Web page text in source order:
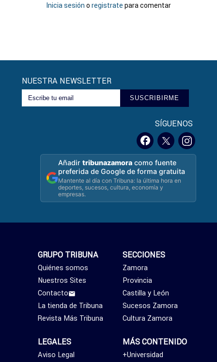
Inicia sesión o registrate para comentar
NUESTRA NEWSLETTER
SUSCRIBIRME
SÍGUENOS
Añadirtribunazamora como fuente
preferida de Google de forma gratuita
Mantente al día con Tribuna: la última hora en
deportes, sucesos, cultura, economía y
empresas.
SECCIONES
Zamora
Provincia
Castilla y León
Sucesos Zamora
Cultura Zamora
MÁS CONTENIDO
+Universidad
GRUPO TRIBUNA
Quiénes somos
Nuestros Sites
Contacto
La tienda de Tribuna
Revista Más Tribuna
LEGALES
Aviso Legal